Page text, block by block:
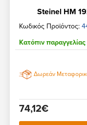
Steinel HM
Κωδικός Προϊόντος:
Κατόπιν
Δωρεάν
74,12€